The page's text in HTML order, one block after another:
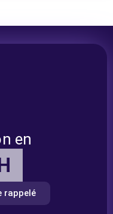
en
rappelé